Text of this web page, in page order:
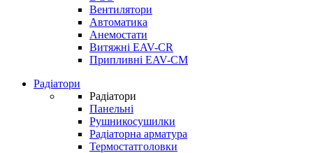
Вентилятори
Автоматика
Анемостати
Витяжні EAV-CR
Припливні EAV-CM
Радіатори
Радіатори
Панельні
Рушникосушилки
Радіаторна арматура
Термостатголовки